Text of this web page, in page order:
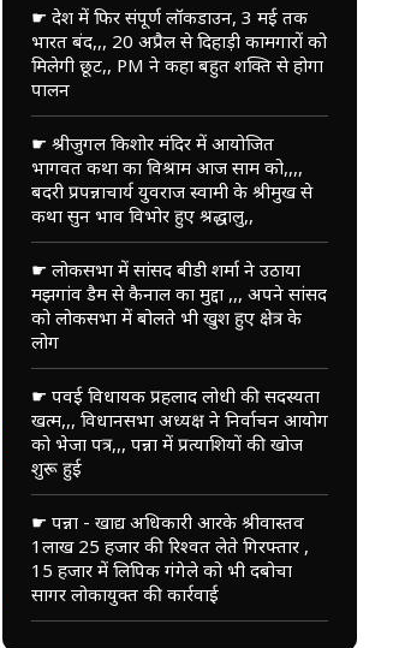
☛ देश में फिर संपूर्ण लॉकडाउन, 3 मई तक
भारत बंद,,, 20 अप्रैल से दिहाड़ी कामगारों को
मिलेगी छूट,, PM ने कहा बहुत शक्ति से होगा
पालन
☛ श्रीजुगल किशोर मंदिर में आयोजित
भागवत कथा का विश्राम आज साम को,,,,
बदरी प्रपन्नाचार्य युवराज स्वामी के श्रीमुख से
कथा सुन भाव विभोर हुए श्रद्धालु,,
☛ लोकसभा में सांसद बीडी शर्मा ने उठाया
मझगांव डैम से कैनाल का मुद्दा ,,, अपने सांसद
को लोकसभा में बोलते भी खुश हुए क्षेत्र के
लोग
☛ पवई विधायक प्रहलाद लोधी की सदस्यता
खत्म,,, विधानसभा अध्यक्ष ने निर्वाचन आयोग
को भेजा पत्र,,, पन्ना में प्रत्याशियों की खोज
शुरू हुई
☛ पन्ना - खाद्य अधिकारी आरके श्रीवास्तव
1लाख 25 हजार की रिश्वत लेते गिरफ्तार ,
15 हजार में लिपिक गंगेले को भी दबोचा
सागर लोकायुक्त की कार्रवाई